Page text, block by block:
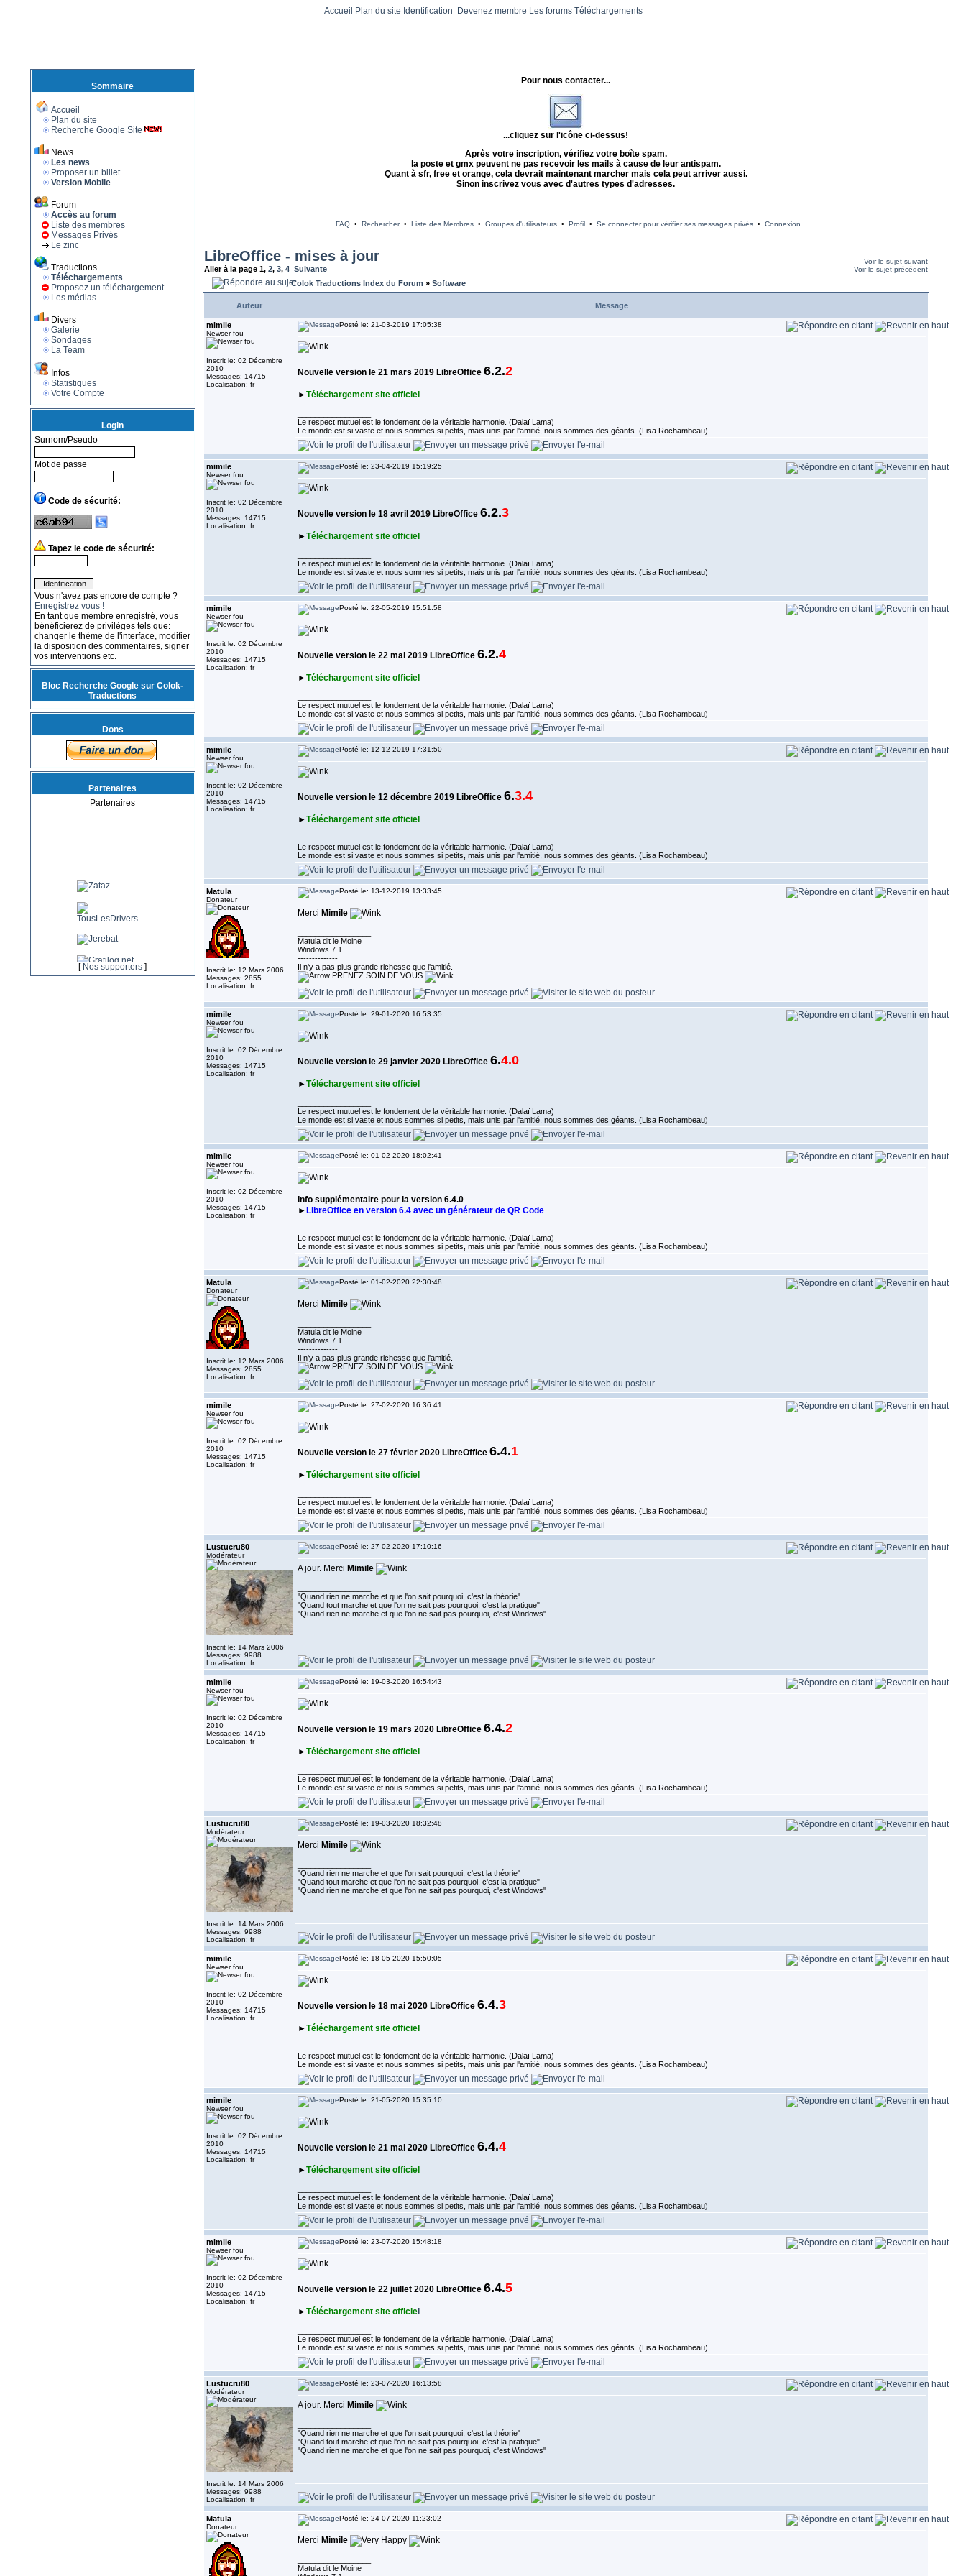
Accueil Plan du site Identification Devenez membre Les forums Téléchargements
Sommaire
Accueil
Plan du site
Recherche Google Site
News
Les news
Proposer un billet
Version Mobile
Forum
Accès au forum
Liste des membres
Messages Privés
Le zinc
Traductions
Téléchargements
Proposez un téléchargement
Les médias
Divers
Galerie
Sondages
La Team
Infos
Statistiques
Votre Compte
Login
Surnom/Pseudo
Mot de passe
Code de sécurité:
Tapez le code de sécurité:
Vous n'avez pas encore de compte ?
Enregistrez vous !
En tant que membre enregistré, vous
bénéficierez de privilèges tels que:
changer le thème de l'interface, modifier
la disposition des commentaires, signer
vos interventions etc.
Bloc Recherche Google sur Colok-
Traductions
Dons
Partenaires
Partenaires
[ Nos supporters ]
Pour nous contacter...
...cliquez sur l'icône ci-dessus!
Après votre inscription, vérifiez votre boîte spam.
la poste et gmx peuvent ne pas recevoir les mails à cause de leur antispam.
Quant à sfr, free et orange, cela devrait maintenant marcher mais cela peut arriver aussi.
Sinon inscrivez vous avec d'autres types d'adresses.
FAQ• Rechercher• Liste des Membres• Groupes d'utilisateurs• Profil• Se connecter pour vérifier ses messages privés• Connexion
LibreOffice - mises à jour
Aller à la page 1, 2, 3, 4 Suivante
Voir le sujet suivant
Voir le sujet précédent
Colok Traductions Index du Forum » Software
Auteur Message
mimile
Newser fou
Inscrit le: 02 Décembre
2010
Messages: 14715
Localisation: fr
Posté le: 21-03-2019 17:05:38
Nouvelle version le 21 mars 2019 LibreOffice 6.2.2
►Téléchargement site officiel
Le respect mutuel est le fondement de la véritable harmonie. (Dalaï Lama)
Le monde est si vaste et nous sommes si petits, mais unis par l'amitié, nous sommes des géants. (Lisa Rochambeau)
mimile
Newser fou
Inscrit le: 02 Décembre
2010
Messages: 14715
Localisation: fr
Posté le: 23-04-2019 15:19:25
Nouvelle version le 18 avril 2019 LibreOffice 6.2.3
►Téléchargement site officiel
Le respect mutuel est le fondement de la véritable harmonie. (Dalaï Lama)
Le monde est si vaste et nous sommes si petits, mais unis par l'amitié, nous sommes des géants. (Lisa Rochambeau)
mimile
Newser fou
Inscrit le: 02 Décembre
2010
Messages: 14715
Localisation: fr
Posté le: 22-05-2019 15:51:58
Nouvelle version le 22 mai 2019 LibreOffice 6.2.4
►Téléchargement site officiel
Le respect mutuel est le fondement de la véritable harmonie. (Dalaï Lama)
Le monde est si vaste et nous sommes si petits, mais unis par l'amitié, nous sommes des géants. (Lisa Rochambeau)
mimile
Newser fou
Inscrit le: 02 Décembre
2010
Messages: 14715
Localisation: fr
Posté le: 12-12-2019 17:31:50
Nouvelle version le 12 décembre 2019 LibreOffice 6.3.4
►Téléchargement site officiel
Le respect mutuel est le fondement de la véritable harmonie. (Dalaï Lama)
Le monde est si vaste et nous sommes si petits, mais unis par l'amitié, nous sommes des géants. (Lisa Rochambeau)
Matula
Donateur
Inscrit le: 12 Mars 2006
Messages: 2855
Localisation: fr
Posté le: 13-12-2019 13:33:45
Merci Mimile
Matula dit le Moine
Windows 7.1
--------------
Il n'y a pas plus grande richesse que l'amitié.
PRENEZ SOIN DE VOUS
mimile
Newser fou
Inscrit le: 02 Décembre
2010
Messages: 14715
Localisation: fr
Posté le: 29-01-2020 16:53:35
Nouvelle version le 29 janvier 2020 LibreOffice 6.4.0
►Téléchargement site officiel
Le respect mutuel est le fondement de la véritable harmonie. (Dalaï Lama)
Le monde est si vaste et nous sommes si petits, mais unis par l'amitié, nous sommes des géants. (Lisa Rochambeau)
mimile
Newser fou
Inscrit le: 02 Décembre
2010
Messages: 14715
Localisation: fr
Posté le: 01-02-2020 18:02:41
Info supplémentaire pour la version 6.4.0
► LibreOffice en version 6.4 avec un générateur de QR Code
Le respect mutuel est le fondement de la véritable harmonie. (Dalaï Lama)
Le monde est si vaste et nous sommes si petits, mais unis par l'amitié, nous sommes des géants. (Lisa Rochambeau)
Matula
Donateur
Inscrit le: 12 Mars 2006
Messages: 2855
Localisation: fr
Posté le: 01-02-2020 22:30:48
Merci Mimile
Matula dit le Moine
Windows 7.1
--------------
Il n'y a pas plus grande richesse que l'amitié.
PRENEZ SOIN DE VOUS
mimile
Newser fou
Inscrit le: 02 Décembre
2010
Messages: 14715
Localisation: fr
Posté le: 27-02-2020 16:36:41
Nouvelle version le 27 février 2020 LibreOffice 6.4.1
►Téléchargement site officiel
Le respect mutuel est le fondement de la véritable harmonie. (Dalaï Lama)
Le monde est si vaste et nous sommes si petits, mais unis par l'amitié, nous sommes des géants. (Lisa Rochambeau)
Lustucru80
Modérateur
Inscrit le: 14 Mars 2006
Messages: 9988
Localisation: fr
Posté le: 27-02-2020 17:10:16
A jour. Merci Mimile
"Quand rien ne marche et que l'on sait pourquoi, c'est la théorie"
"Quand tout marche et que l'on ne sait pas pourquoi, c'est la pratique"
"Quand rien ne marche et que l'on ne sait pas pourquoi, c'est Windows"
mimile
Newser fou
Inscrit le: 02 Décembre
2010
Messages: 14715
Localisation: fr
Posté le: 19-03-2020 16:54:43
Nouvelle version le 19 mars 2020 LibreOffice 6.4.2
►Téléchargement site officiel
Le respect mutuel est le fondement de la véritable harmonie. (Dalaï Lama)
Le monde est si vaste et nous sommes si petits, mais unis par l'amitié, nous sommes des géants. (Lisa Rochambeau)
Lustucru80
Modérateur
Inscrit le: 14 Mars 2006
Messages: 9988
Localisation: fr
Posté le: 19-03-2020 18:32:48
Merci Mimile
"Quand rien ne marche et que l'on sait pourquoi, c'est la théorie"
"Quand tout marche et que l'on ne sait pas pourquoi, c'est la pratique"
"Quand rien ne marche et que l'on ne sait pas pourquoi, c'est Windows"
mimile
Newser fou
Inscrit le: 02 Décembre
2010
Messages: 14715
Localisation: fr
Posté le: 18-05-2020 15:50:05
Nouvelle version le 18 mai 2020 LibreOffice 6.4.3
►Téléchargement site officiel
Le respect mutuel est le fondement de la véritable harmonie. (Dalaï Lama)
Le monde est si vaste et nous sommes si petits, mais unis par l'amitié, nous sommes des géants. (Lisa Rochambeau)
mimile
Newser fou
Inscrit le: 02 Décembre
2010
Messages: 14715
Localisation: fr
Posté le: 21-05-2020 15:35:10
Nouvelle version le 21 mai 2020 LibreOffice 6.4.4
►Téléchargement site officiel
Le respect mutuel est le fondement de la véritable harmonie. (Dalaï Lama)
Le monde est si vaste et nous sommes si petits, mais unis par l'amitié, nous sommes des géants. (Lisa Rochambeau)
mimile
Newser fou
Inscrit le: 02 Décembre
2010
Messages: 14715
Localisation: fr
Posté le: 23-07-2020 15:48:18
Nouvelle version le 22 juillet 2020 LibreOffice 6.4.5
►Téléchargement site officiel
Le respect mutuel est le fondement de la véritable harmonie. (Dalaï Lama)
Le monde est si vaste et nous sommes si petits, mais unis par l'amitié, nous sommes des géants. (Lisa Rochambeau)
Lustucru80
Modérateur
Inscrit le: 14 Mars 2006
Messages: 9988
Localisation: fr
Posté le: 23-07-2020 16:13:58
A jour. Merci Mimile
"Quand rien ne marche et que l'on sait pourquoi, c'est la théorie"
"Quand tout marche et que l'on ne sait pas pourquoi, c'est la pratique"
"Quand rien ne marche et que l'on ne sait pas pourquoi, c'est Windows"
Matula
Donateur
Posté le: 24-07-2020 11:23:02
Merci Mimile
Matula dit le Moine